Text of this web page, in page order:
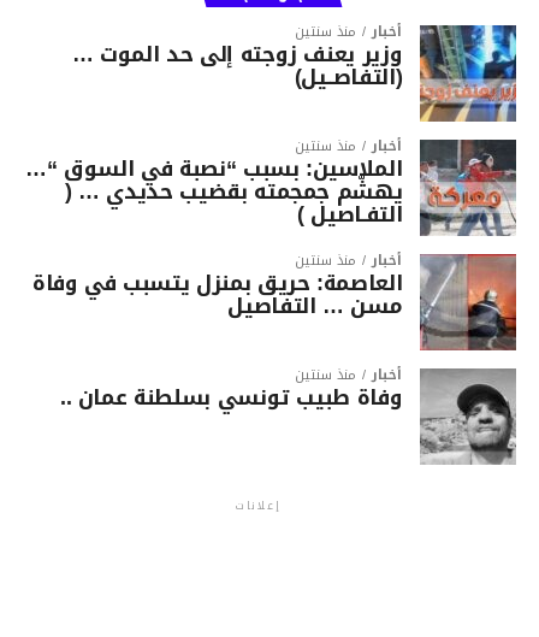
أخبار منذ سنتين
وزير يعنف زوجته إلى حد الموت …
(التفاصــيل)
أخبار منذ سنتين
الملاسين: بسبب “نصبة في السوق “…
يهشّم جمجمته بقضيب حديدي … (
التفـاصيل )
أخبار منذ سنتين
العاصمة: حريق بمنزل يتسبب في وفاة
مسن … التفاصيل
أخبار منذ سنتين
وفاة طبيب تونسي بسلطنة عمان ..
إعلانات